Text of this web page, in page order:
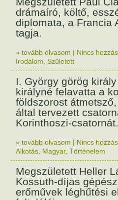
drámaíró, költő,
diplomata, a Francia
tagja.
» tovább olvasom | Nincs
Irodalom Született
I. György görög
királyné felavatta a
földszorost
által tervezett
Korinthoszi-csatornát.
» tovább olvasom | Nincs
Alkotás Magyar, Történelem
Megszületett Heller
Kossuth-díjas
erőművek léghűtési